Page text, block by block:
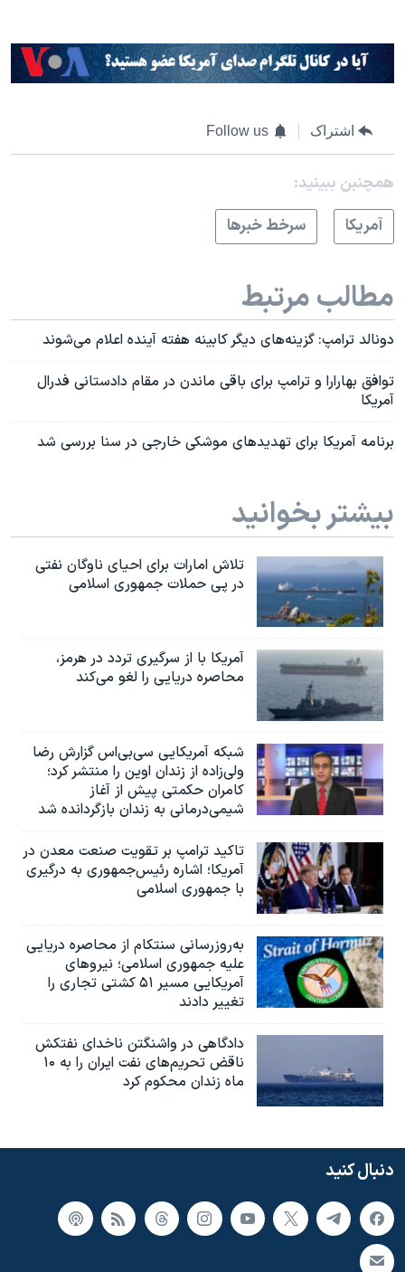
اشتراک Follow us
همچنبن ببینید:
آمريکا
سرخط خبرها
مطالب مرتبط
دونالد ترامپ: گزینه‌های دیگر کابینه هفته آینده اعلام می‌شوند
توافق بهارارا و ترامپ برای باقی ماندن در مقام دادستانی فدرال
آمریکا
برنامه آمریکا برای تهدیدهای موشکی خارجی در سنا بررسی شد
بیشتر بخوانید
تلاش امارات برای احیای ناوگان نفتی
در پی حملات جمهوری اسلامی
آمریکا با از سرگیری تردد در هرمز،
محاصره دریایی را لغو می‌کند
شبکه آمریکایی سی‌بی‌‌اس گزارش رضا
ولی‌زاده از زندان اوین را منتشر کرد؛
کامران حکمتی پیش از آغاز
شیمی‌درمانی به زندان بازگردانده شد
تاکید ترامپ بر تقویت صنعت معدن در
آمریکا؛ اشاره رئیس‌جمهوری به درگیری
با جمهوری اسلامی
به‌روزرسانی سنتکام از محاصره دریایی
علیه جمهوری اسلامی؛ نیروهای
آمریکایی مسیر ۵۱ کشتی تجاری را
تغییر دادند
دادگاهی در واشنگتن ناخدای نفتکش
ناقض تحریم‌های نفت ایران را به ۱۰
ماه زندان محکوم کرد
دنبال کنید